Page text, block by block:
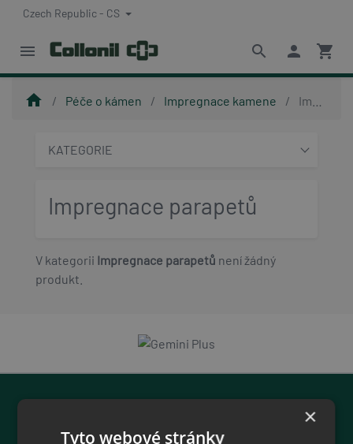
Czech Republic - CS
menu search person shopping_cart
home Péče o kámen Impregnace kamene Impregnace parapetů
KATEGORIE
Impregnace parapetů
V kategorii Impregnace parapetů není žádný
produkt.
O firmě
×
Tyto webové stránky